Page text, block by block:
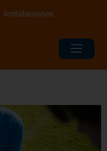
Instalaciones